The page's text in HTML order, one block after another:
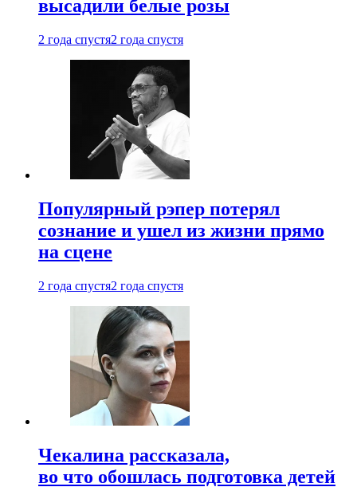
высадили белые розы
2 года спустя2 года спустя
Популярный рэпер потерял
сознание и ушел из жизни прямо
на сцене
2 года спустя2 года спустя
Чекалина рассказала,
во что обошлась подготовка детей